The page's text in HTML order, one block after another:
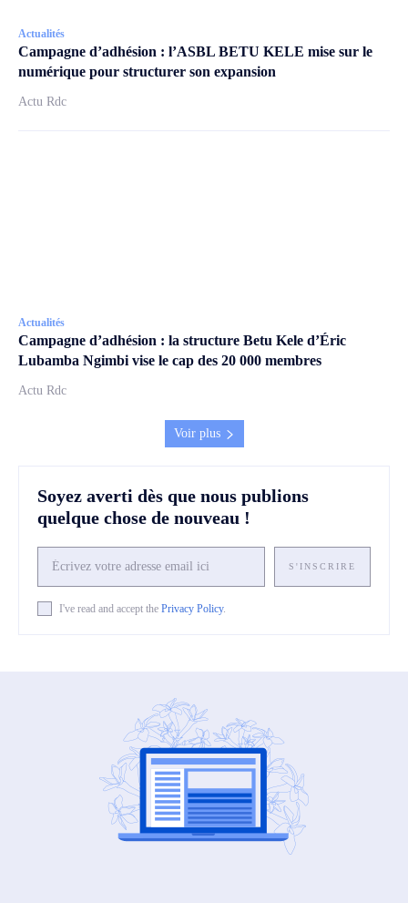
Actualités
Campagne d’adhésion : l’ASBL BETU KELE mise sur le
numérique pour structurer son expansion
Actu Rdc
Actualités
Campagne d’adhésion : la structure Betu Kele d’Éric
Lubamba Ngimbi vise le cap des 20 000 membres
Actu Rdc
Voir plus
Soyez averti dès que nous publions
quelque chose de nouveau !
S'INSCRIRE
I've read and accept the Privacy Policy.